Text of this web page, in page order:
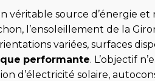
véritable source d’énergie
l’ensoleillement de la
variées, surfaces
performante. L’objectif
d’électricité solaire,